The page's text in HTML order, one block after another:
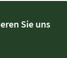
Sie uns